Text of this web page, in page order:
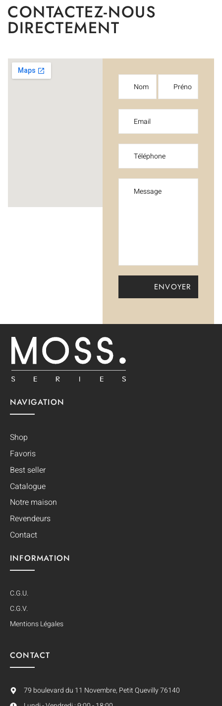
CONTACTEZ-NOUS
DIRECTEMENT
NAVIGATION
Shop
Favoris
Best seller
Catalogue
Notre maison
Revendeurs
Contact
INFORMATION
C.G.U.
C.G.V.
Mentions Légales
CONTACT
79 boulevard du 11 Novembre, Petit Quevilly 76140